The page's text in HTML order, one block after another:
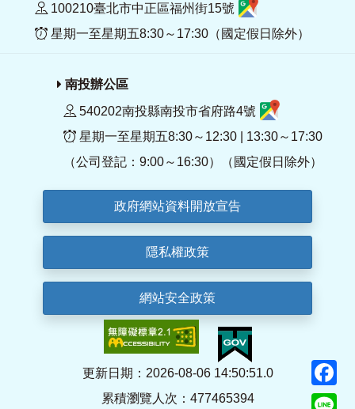
100210臺北市中正區福州街15號
星期一至星期五8:30～17:30（國定假日除外）
南投辦公區
540202南投縣南投市省府路4號
星期一至星期五8:30～12:30 | 13:30～17:30
（公司登記：9:00～16:30）（國定假日除外）
政府網站資料開放宣告
隱私權政策
網站安全政策
更新日期：2026-08-06 14:50:51.0
累積瀏覽人次：477465394